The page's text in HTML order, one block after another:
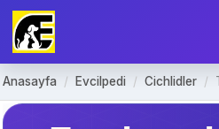
Anasayfa / Evcilpedi / Cichlidler /